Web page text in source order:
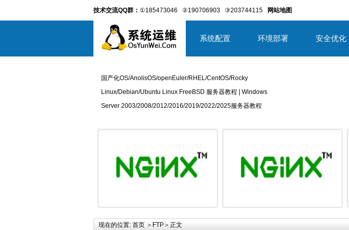
技术交流QQ群： ①185473046 ②190706903 ③203744115 网站地图
系统配置 环境部署 安全优化
国产化OS/AnolisOS/openEuler/RHEL/CentOS/Rocky
Linux/Debian/Ubuntu Linux FreeBSD 服务器教程 | Windows
Server 2003/2008/2012/2016/2019/2022/2025服务器教程
现在的位置: 首页 ＞ FTP ＞正文